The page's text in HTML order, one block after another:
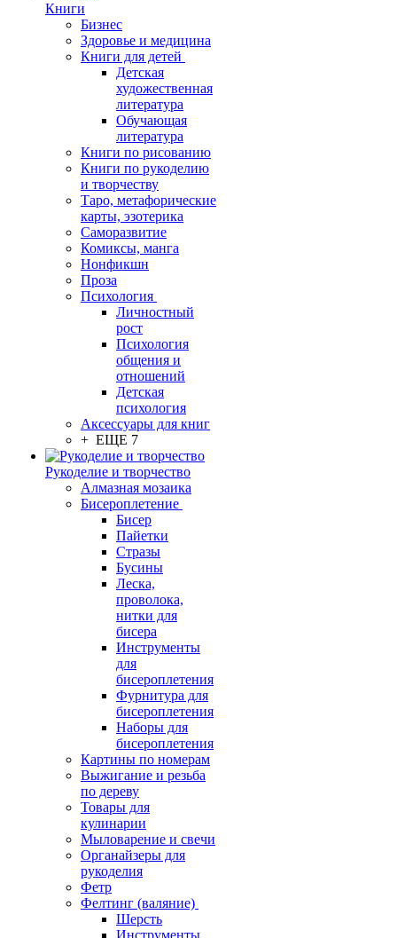
Книги
Бизнес
Здоровье и медицина
Книги для детей
Детская
художественная
литература
Обучающая
литература
Книги по рисованию
Книги по рукоделию
и творчеству
Таро, метафорические
карты, эзотерика
Саморазвитие
Комиксы, манга
Нонфикшн
Проза
Психология
Личностный
рост
Психология
общения и
отношений
Детская
психология
Аксессуары для книг
+ ЕЩЕ 7
Рукоделие и творчество
Алмазная мозаика
Бисероплетение
Бисер
Пайетки
Стразы
Бусины
Леска,
проволока,
нитки для
бисера
Инструменты
для
бисероплетения
Фурнитура для
бисероплетения
Наборы для
бисероплетения
Картины по номерам
Выжигание и резьба
по дереву
Товары для
кулинарии
Мыловарение и свечи
Органайзеры для
рукоделия
Фетр
Фелтинг (валяние)
Шерсть
Инструменты